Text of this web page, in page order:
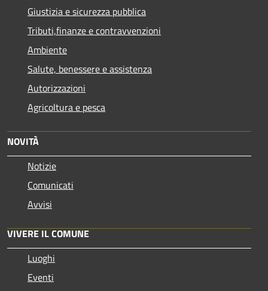
Giustizia e sicurezza pubblica
Tributi,finanze e contravvenzioni
Ambiente
Salute, benessere e assistenza
Autorizzazioni
Agricoltura e pesca
NOVITÀ
Notizie
Comunicati
Avvisi
VIVERE IL COMUNE
Luoghi
Eventi